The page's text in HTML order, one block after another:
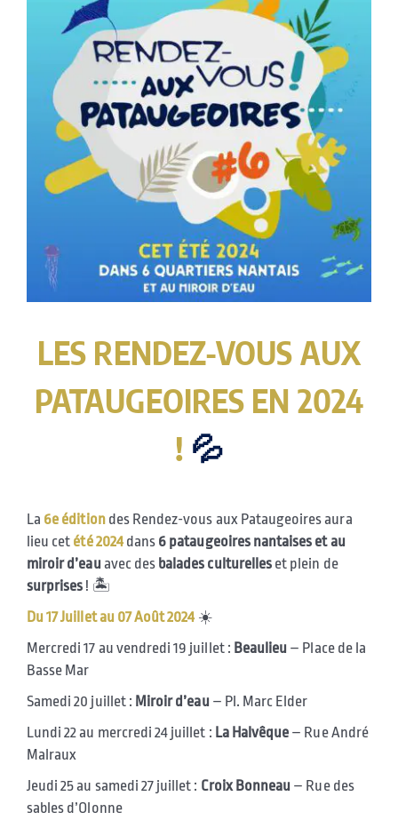
LES RENDEZ-VOUS AUX
PATAUGEOIRES EN 2024
! 💦
La 6e éditiondes Rendez-vous aux Pataugeoires aura
lieu cet été 2024dans 6 pataugeoires nantaises et au
miroir d’eau avec des balades culturelles et plein de
surprises ! 🏝
Du 17 Juillet au 07 Août 2024 ☀️
Mercredi 17 au vendredi 19 juillet : Beaulieu – Place de la
Basse Mar
Samedi 20 juillet : Miroir d’eau – Pl. Marc Elder
Lundi 22 au mercredi 24 juillet : La Halvêque – Rue André
Malraux
Jeudi 25 au samedi 27 juillet : Croix Bonneau – Rue des
sables d’Olonne